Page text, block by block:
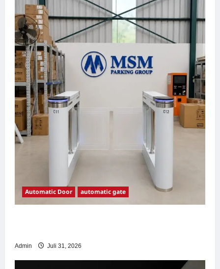
Automatic Door automatic gate
Admin Juli 31, 2026